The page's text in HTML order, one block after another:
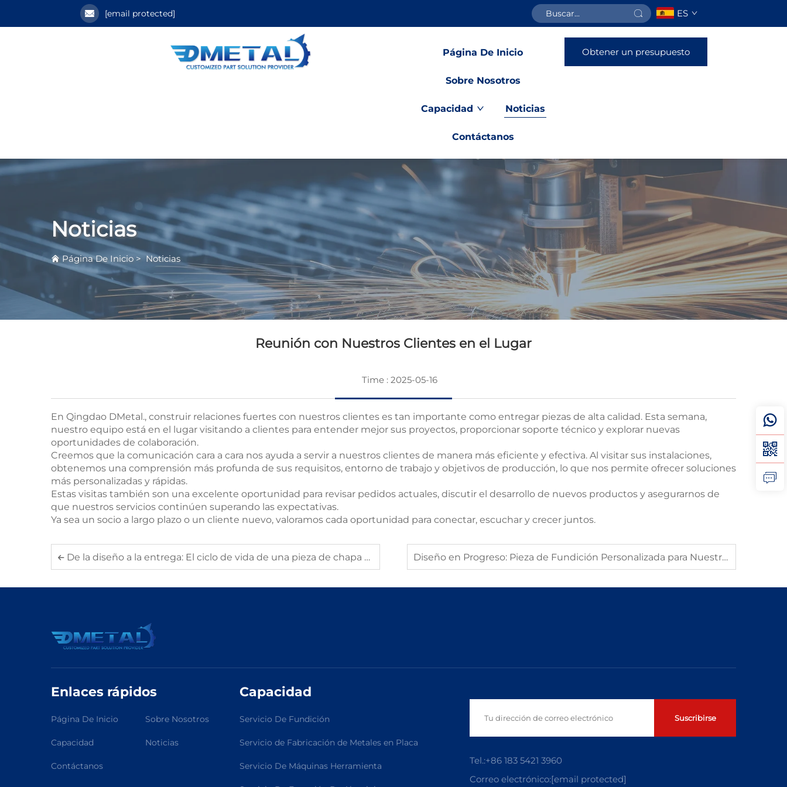
[email protected] ES
Página De Inicio
Sobre Nosotros
Capacidad Noticias
Contáctanos
Obtener un presupuesto
Noticias
Página De Inicio >Noticias
Reunión con Nuestros Clientes en el Lugar
Time : 2025-05-16
En Qingdao DMetal., construir relaciones fuertes con nuestros clientes es tan importante como entregar piezas de alta calidad. Esta semana,
nuestro equipo está en el lugar visitando a clientes para entender mejor sus proyectos, proporcionar soporte técnico y explorar nuevas
oportunidades de colaboración.
Creemos que la comunicación cara a cara nos ayuda a servir a nuestros clientes de manera más eficiente y efectiva. Al visitar sus instalaciones,
obtenemos una comprensión más profunda de sus requisitos, entorno de trabajo y objetivos de producción, lo que nos permite ofrecer soluciones
más personalizadas y rápidas.
Estas visitas también son una excelente oportunidad para revisar pedidos actuales, discutir el desarrollo de nuevos productos y asegurarnos de
que nuestros servicios continúen superando las expectativas.
Ya sea un socio a largo plazo o un cliente nuevo, valoramos cada oportunidad para conectar, escuchar y crecer juntos.
De la diseño a la entrega: El ciclo de vida de una pieza de chapa metálica personalizada Diseño en Progreso: Pieza de Fundición Personalizada para Nuestro Cliente
Enlaces rápidos
Página De Inicio Sobre Nosotros
Capacidad Noticias
Contáctanos
Capacidad
Servicio De Fundición
Servicio de Fabricación de Metales en Placa
Servicio De Máquinas Herramienta
Suscribirse
Tel.:+86 183 5421 3960
Correo electrónico:[email protected]